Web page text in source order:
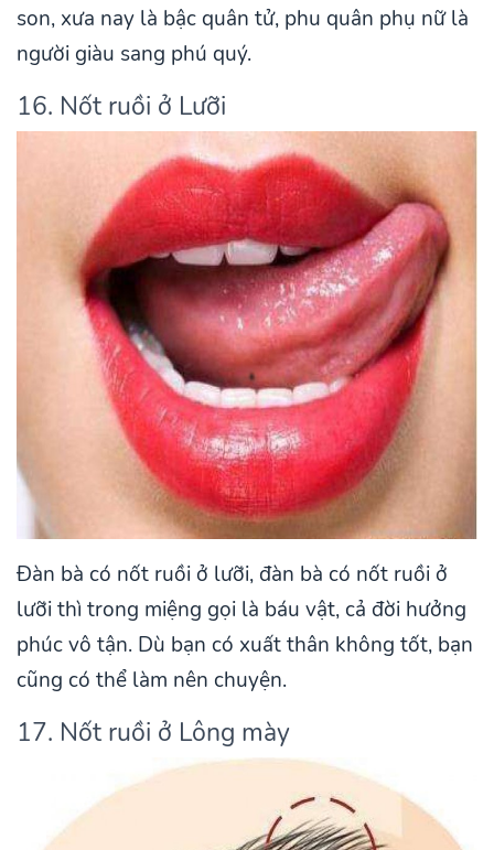
son, xưa nay là bậc quân tử, phu quân phụ nữ là
người giàu sang phú quý.
16. Nốt ruồi ở Lưỡi
Đàn bà có nốt ruồi ở lưỡi, đàn bà có nốt ruồi ở
lưỡi thì trong miệng gọi là báu vật, cả đời hưởng
phúc vô tận. Dù bạn có xuất thân không tốt, bạn
cũng có thể làm nên chuyện.
17. Nốt ruồi ở Lông mày